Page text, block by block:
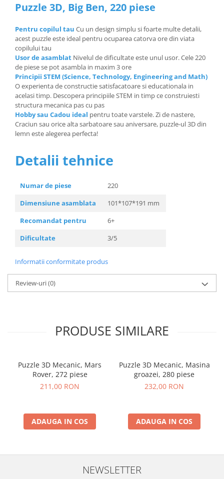
Puzzle 3D, Big Ben, 220 piese
Pentru copilul tau Cu un design simplu si foarte multe detalii,
acest puzzle este ideal pentru ocuparea catorva ore din viata
copilului tau
Usor de asamblat Nivelul de dificultate este unul usor. Cele 220
de piese se pot asambla in maxim 3 ore
Principii STEM (Science, Technology, Engineering and Math)
O experienta de constructie satisfacatoare si educationala in
acelasi timp. Descopera principiile STEM in timp ce construiesti
structura mecanica pas cu pas
Hobby sau Cadou ideal pentru toate varstele. Zi de nastere,
Craciun sau orice alta sarbatoare sau aniversare, puzzle-ul 3D din
lemn este alegerea perfecta!
Detalii tehnice
Numar de piese
220
Dimensiune asamblata
101*107*191 mm
Recomandat pentru
6+
Dificultate
3/5
Informatii conformitate produs
Review-uri(0)
PRODUSE SIMILARE
Puzzle 3D Mecanic, Mars
Rover, 272 piese
211,00 RON
ADAUGA IN COS
Puzzle 3D Mecanic, Masina
groazei, 280 piese
232,00 RON
ADAUGA IN COS
NEWSLETTER